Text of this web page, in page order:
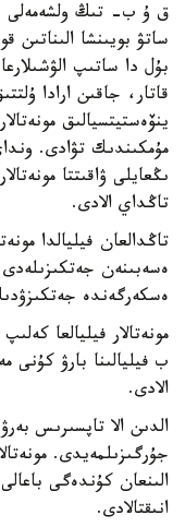
ق ۇ ب- تىڭ ولشەمەلى
ساتۋ بويىنشا الىناتىن
بۇل دا ساتىپ
قاتار، جاقىن ارادا
ينۆەستيتسيالىق
مۇمكىندىك تۋادى.
ىڭعايلى ۋاقىتتا
تاڭداي الادى.
تاڭدالعان فيليالدا
ەسەبىنەن
ەسكەرگەندە جەتكىزۋدىڭ ورتاشا
مونەتالار فيليالعا
ب فيليالىنا بارۋ كۇنى
الادى.
الدىن الا تاپسىرىس
جۇرگىزىلمەيدى.
الىنعان كۇندەگى
انىقتالادى.